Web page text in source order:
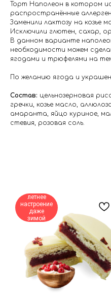
Торт Наполеон в котором
распространённые
Заменили лактозу на козье
Исключили глютен, сахар,
В данном варианте
необходимости можем
ягодами и трюфелями на
По желанию ягода и
Состав: цельнозерновая
гречки, козье масло,
амаранта, яйцо куриное,
стевия, розовая соль.
летнее
настроение
даже
зимой